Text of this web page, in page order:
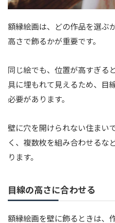
額縁絵画は、どの作品を選ぶ
高さで飾るかが重要です。
同じ絵でも、位置が高すぎる
具に埋もれて見えるため、目
必要があります。
壁に穴を開けられない住まい
く、複数枚を組み合わせるな
ります。
目線の高さに合わせる
額縁絵画を壁に飾るときは、